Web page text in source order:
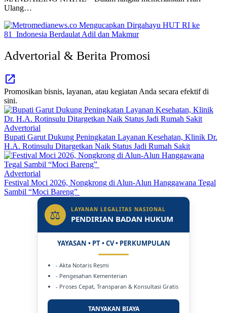
Ulang…
Advertorial & Berita Promosi
Promosikan bisnis, layanan, atau kegiatan Anda secara efektif di
sini.
Advertorial
Bupati Garut Dukung Peningkatan Layanan Kesehatan, Klinik Dr.
H.A. Rotinsulu Ditargetkan Naik Status Jadi Rumah Sakit
Advertorial
Festival Moci 2026, Nongkrong di Alun-Alun Hanggawana Tegal
Sambil “Moci Bareng”
⚖ LAYANAN LEGALITAS NASIONAL
PENDIRIAN BADAN HUKUM
YAYASAN • PT • CV • PERKUMPULAN
- Akta Notaris Resmi
- Pengesahan Kementerian
- Proses Cepat, Transparan & Konsultasi Gratis
TANYAKAN BIAYA